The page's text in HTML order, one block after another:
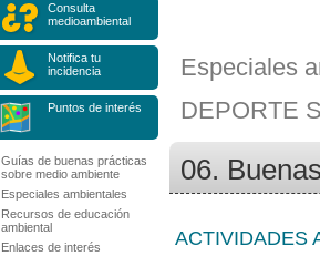
Consulta
medioambiental
Notifica tu
incidencia
Puntos de interés
Guías de buenas prácticas
sobre medio ambiente
Especiales ambientales
Recursos de educación
ambiental
Enlaces de interés
Especiales
DEPORTE
06.
ACTIVIDADES